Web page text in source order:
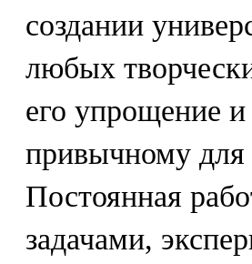
создании
любых
его упрощение
привычному
Постоянная
задачами,